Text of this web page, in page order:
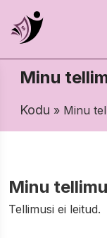
Minu
Kodu » Minu
Minu
Tellimusi ei leitud.